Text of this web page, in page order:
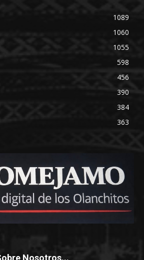
1089
1060
1055
598
456
390
384
363
Nosotros...